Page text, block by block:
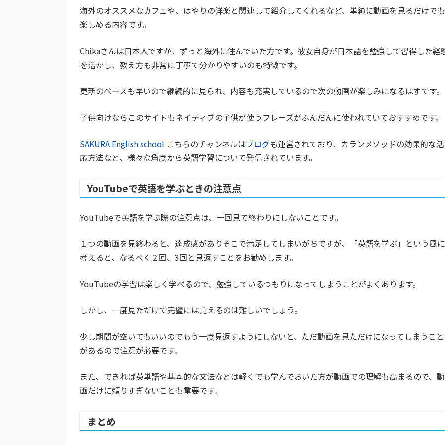
海外のオススメなカフェや、はやりの洋楽と関連して紹介してくれるなど、単純に動画を見るだけでも
楽しめる内容です。
Chikaさんは日本人ですが、ずっと海外に住んでいた方です。彼女自身が日本語を勉強して習得した経
を活かし、教え方も非常に丁寧で分かりやすいのも特徴です。
更新のペースも早いので継続的に見られ、内容も充実しているので次の動画が楽しみになるはずです。
子供向けならこのサイトもネイティブの子供が使うフレーズがふんだんに使われていておすすめです。
SAKURA English school こちらのチャンネルはブログも運営されており、カランメソッドの効果的な活
応方法など、様々な角度から英語学習について発信されています。
YouTubeで英語を学ぶときの注意点
YouTubeで英語を学ぶ際の注意点は、一回見て終わりにしないことです。
１つの動画を見終わると、達成感がありそこで満足してしまいがちですが、「英語を学ぶ」という風に
考えると、なるべく２回、3回と見返すことをお勧めします。
YouTubeの学習は楽しく学べるので、勉強しているつもりになってしまうことがよくあります。
しかし、一度見ただけで完璧には覚えるのは難しいでしょう。
少し期間が空いてもいいのでもう一度見返すようにしないと、ただ動画を見ただけになってしまうこと
があるので注意が必要です。
また、できれば英単語や基本的な文法などは軽くでも学んでおいた方が動画での理解も高まるので、動
画だけに頼りすぎないことも重要です。
まとめ